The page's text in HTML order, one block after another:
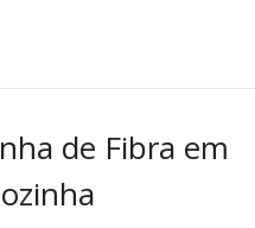
de Fibra em